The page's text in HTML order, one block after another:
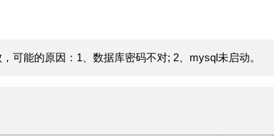
可能的原因：1、数据库密码不对; 2、mysql未启动。